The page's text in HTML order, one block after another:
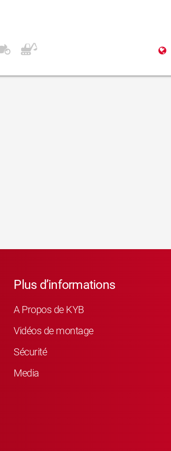
Front
Plus d’informations
A Propos de KYB
Vidéos de montage
Sécurité
Media